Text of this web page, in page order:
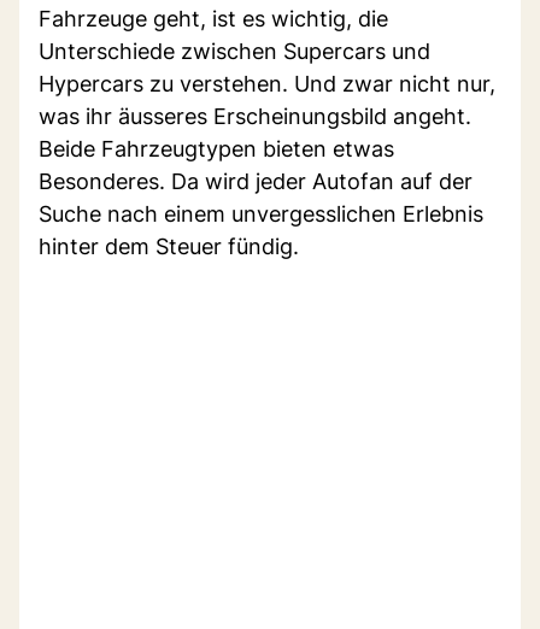
Fahrzeuge geht, ist es wichtig, die
Unterschiede zwischen Supercars und
Hypercars zu verstehen. Und zwar nicht nur,
was ihr äusseres Erscheinungsbild angeht.
Beide Fahrzeugtypen bieten etwas
Besonderes. Da wird jeder Autofan auf der
Suche nach einem unvergesslichen Erlebnis
hinter dem Steuer fündig.